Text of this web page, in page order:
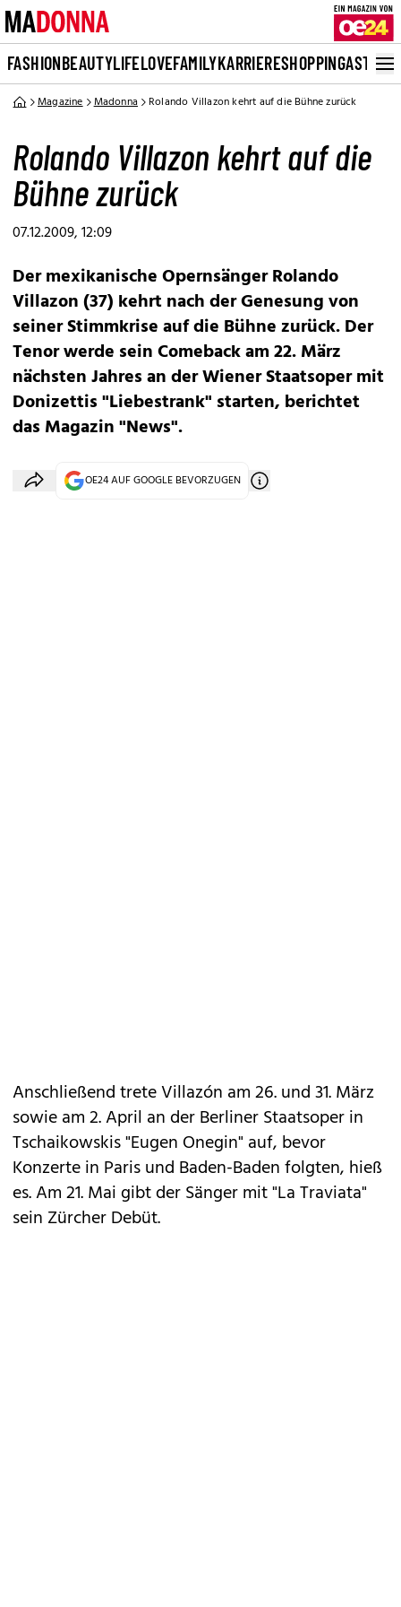
FASHIONBEAUTYLIFELOVEFAMILYKARRIERESHOPPINGASTRO
Magazine Madonna Rolando Villazon kehrt auf die Bühne zurück
Rolando Villazon kehrt auf die
Bühne zurück
07.12.2009, 12:09
Der mexikanische Opernsänger Rolando
Villazon (37) kehrt nach der Genesung von
seiner Stimmkrise auf die Bühne zurück. Der
Tenor werde sein Comeback am 22. März
nächsten Jahres an der Wiener Staatsoper mit
Donizettis "Liebestrank" starten, berichtet
das Magazin "News".
OE24 AUF GOOGLE BEVORZUGEN
Anschließend trete Villazón am 26. und 31. März
sowie am 2. April an der Berliner Staatsoper in
Tschaikowskis "Eugen Onegin" auf, bevor
Konzerte in Paris und Baden-Baden folgten, hieß
es. Am 21. Mai gibt der Sänger mit "La Traviata"
sein Zürcher Debüt.